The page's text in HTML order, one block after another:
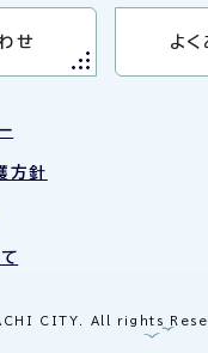
せ よく
方針
CITY. All rights